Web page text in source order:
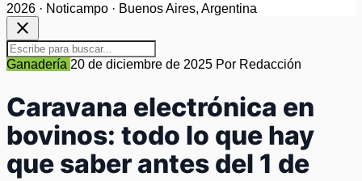
2026 · Noticampo · Buenos Aires, Argentina
close
Ganadería 20 de diciembre de 2025 Por Redacción
Caravana electrónica en
bovinos: todo lo que hay
que saber antes del 1 de